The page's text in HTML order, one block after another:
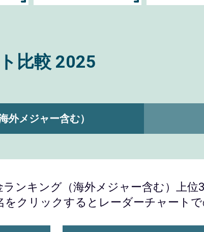
比較 2025
外メジャー含む）
ランキング（海外メジャー含む）上位
をクリックするとレーダーチャートで